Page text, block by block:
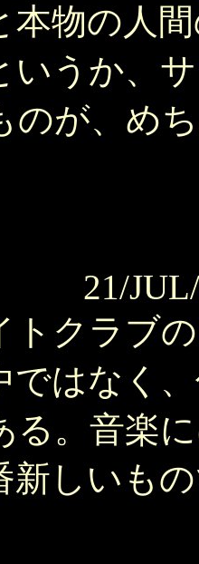
本物の人
いうか、
のが、め
21/
トクラブ
ではなく
る。音楽
新しいも